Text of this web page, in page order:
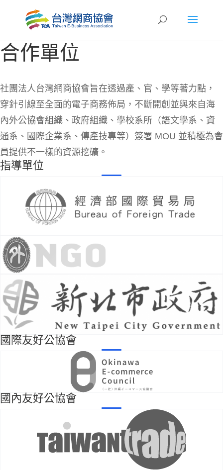
合作單位
社團法人台灣網商協會旨在透過產、官、學等著力點，
穿針引線至全面的電子商務佈局，不斷開創並與來自海
內外公協會組織、政府組織、學校系所（語文學系、資
通系、國際企業系、傳產技專等）簽署 MOU 並積極為會
員提供不一樣的資源挖礦。
指導單位
國際友好公協會
國內友好公協會